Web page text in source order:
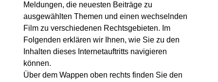
Meldungen, die neuesten Beiträge zu
ausgewählten Themen und einen wechselnden
Film zu verschiedenen Rechtsgebieten. Im
Folgenden erklären wir Ihnen, wie Sie zu den
Inhalten dieses Internetauftritts navigieren
können.
Über dem Wappen oben rechts finden Sie den